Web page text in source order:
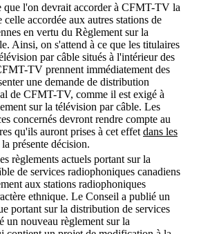
que l'on devrait accorder à CFMT-TV la
accordée aux autres stations de
en vertu du Règlement sur la
Ainsi, on s'attend à ce que les titulaires
par câble situés à l'intérieur des
TV prennent immédiatement des
une demande de distribution
de CFMT-TV, comme il est exigé à
sur la télévision par câble. Les
concernés devront rendre compte au
qu'ils auront prises à cet effet dans les
présente décision.
règlements actuels portant sur la
de services radiophoniques canadiens
aux stations radiophoniques
ethnique. Le Conseil a publié un
portant sur la distribution de services
un nouveau règlement sur la